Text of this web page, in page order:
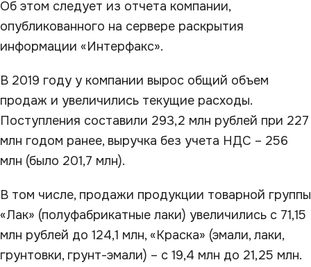
Об этом следует из отчета компании,
опубликованного на сервере раскрытия
информации «Интерфакс».
В 2019 году у компании вырос общий объем
продаж и увеличились текущие расходы.
Поступления составили 293,2 млн рублей при 227
млн годом ранее, выручка без учета НДС – 256
млн (было 201,7 млн).
В том числе, продажи продукции товарной группы
«Лак» (полуфабрикатные лаки) увеличились с 71,15
млн рублей до 124,1 млн, «Краска» (эмали, лаки,
грунтовки, грунт-эмали) – с 19,4 млн до 21,25 млн.